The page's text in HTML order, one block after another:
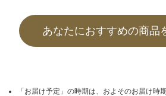
あなたにおすすめの商品
「お届け予定」の時期は、およそのお届け時